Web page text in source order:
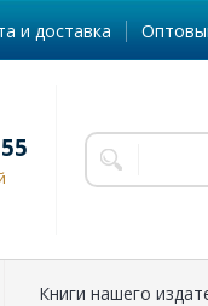
и доставка
Книги нашего